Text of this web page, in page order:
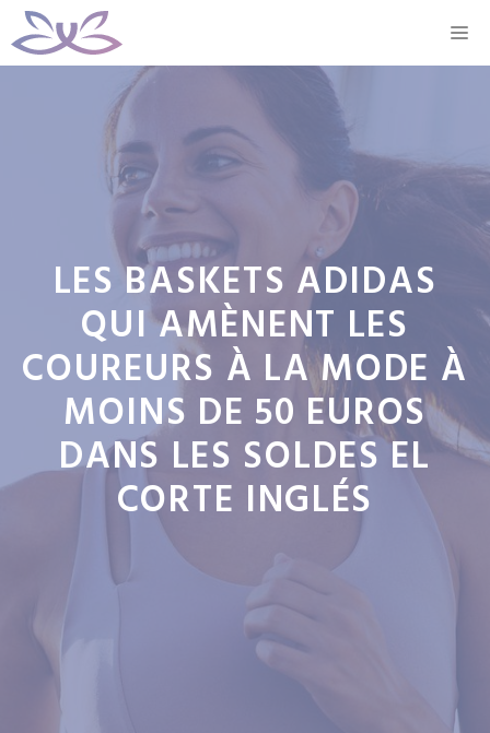
Aller
au
LES BASKETS ADIDAS
QUI AMÈNENT LES
COUREURS À LA MODE À
MOINS DE 50 EUROS
DANS LES SOLDES EL
CORTE INGLÉS